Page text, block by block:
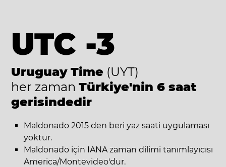
UTC -3
Uruguay Time (UYT)
her zaman Türkiye'nin 6 saat
gerisindedir
Maldonado 2015 den beri yaz saati uygulaması
yoktur.
Maldonado için IANA zaman dilimi tanımlayıcısı
America/Montevideo'dur.